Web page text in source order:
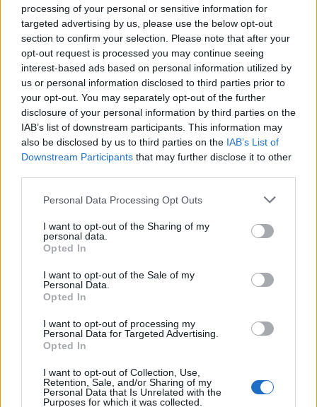
processing of your personal or sensitive information for
targeted advertising by us, please use the below opt-out
section to confirm your selection. Please note that after your
opt-out request is processed you may continue seeing
interest-based ads based on personal information utilized by
us or personal information disclosed to third parties prior to
your opt-out. You may separately opt-out of the further
disclosure of your personal information by third parties on the
IAB’s list of downstream participants. This information may
also be disclosed by us to third parties on the IAB’s List of
Downstream Participants that may further disclose it to other
Personal Data Processing Opt Outs
I want to opt-out of the Sharing of my
personal data.
Opted In
I want to opt-out of the Sale of my
Personal Data.
Opted In
I want to opt-out of processing my
Personal Data for Targeted Advertising.
Opted In
I want to opt-out of Collection, Use,
Retention, Sale, and/or Sharing of my
Personal Data that Is Unrelated with the
Purposes for which it was collected.
Manta b som ska räddas (kaross eller
delar sökes)
Senaste inlägget avTyfors torsdag 23:25iProjekt
Huggern goes big block with 427 ZL-1! 551 svar
Senaste inlägget av hugger69 torsdag 23:01 Projekt
Camaro som bruksbil?! 57 svar
Senaste inlägget avEv_volvo142 torsdag 22:10i Projekt
Volkswagen split bus t1 1962 2559 svar
Senaste inlägget avDr_snuggels torsdag 21:09iProjekt
Golf Mk2 16v Turbo 137 svar
Senaste inlägget av 16vt4m torsdag 19:51 Projekt
Vw 1956 oval prosjekt
Volvo 245 ?Turbo?
Renovering av en Honda Civic Aerodeck
VTi
Senaste inlägget av Xebers76 onsdag 20:48
Nyaste forumtrådarna